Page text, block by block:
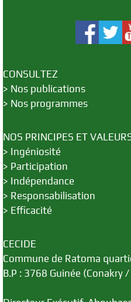
CONSULTEZ
> Nos publications
> Nos programmes
NOS PRINCIPES ET
> Ingéniosité
> Participation
> Indépendance
> Responsabilisation
> Efficacité
CECIDE
Commune de Ratoma
B.P : 3768 Guinée (Conakry